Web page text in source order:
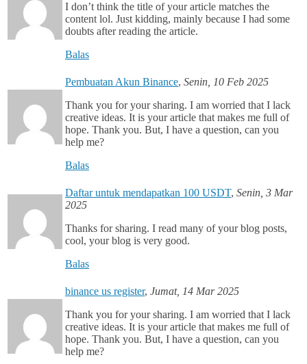
I don’t think the title of your article matches the
content lol. Just kidding, mainly because I had some
doubts after reading the article.
Balas
Pembuatan Akun Binance, Senin, 10 Feb 2025
Thank you for your sharing. I am worried that I lack
creative ideas. It is your article that makes me full of
hope. Thank you. But, I have a question, can you
help me?
Balas
Daftar untuk mendapatkan 100 USDT, Senin, 3 Mar
2025
Thanks for sharing. I read many of your blog posts,
cool, your blog is very good.
Balas
binance us register, Jumat, 14 Mar 2025
Thank you for your sharing. I am worried that I lack
creative ideas. It is your article that makes me full of
hope. Thank you. But, I have a question, can you
help me?